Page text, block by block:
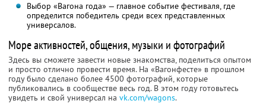
Выбор «Вагона года» — главное событие фестиваля, где
определится победитель среди всех представленных
универсалов.
Море активностей, общения, музыки и фотографий
Здесь вы сможете завести новые знакомства, поделиться опытом
и просто отлично провести время. На «Вагонфесте» в прошлом
году было сделано более 4500 фотографий, которые
публиковались в сообществе весь год. В этом году готовьтесь
увидеть и свой универсал на vk.com/wagons.